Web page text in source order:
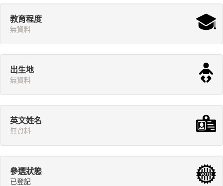
教育程度
無資料
出生地
無資料
英文姓名
無資料
參選狀態
已登記